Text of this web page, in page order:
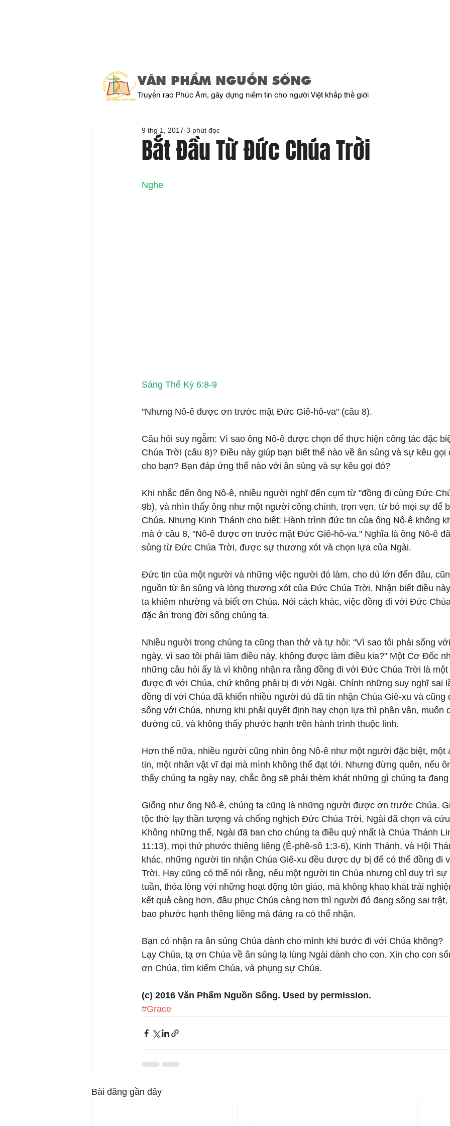
VĂN PHẨM NGUỒN SỐNG
Truyền rao Phúc Âm, gây dựng niềm tin cho người Việt khắp thế giới
Bắt Đầu Từ Đức Chúa Trời
9 thg 1, 2017 3 phút đọc
Nghe
Sáng Thế Ký 6:8-9
"Nhưng Nô-ê được ơn trước mặt Đức Giê-hô-va" (câu 8).
Câu hỏi suy ngẫm: Vì sao ông Nô-ê được chọn để thực hiện công tác đặc
Chúa Trời (câu 8)? Điều này giúp bạn biết thế nào về ân sủng và sự kêu gọi
cho bạn? Bạn đáp ứng thế nào với ân sủng và sự kêu gọi đó?
Khi nhắc đến ông Nô-ê, nhiều người nghĩ đến cụm từ "đồng đi cùng Đức
9b), và nhìn thấy ông như một người công chính, trọn vẹn, từ bỏ mọi sự để
Chúa. Nhưng Kinh Thánh cho biết: Hành trình đức tin của ông Nô-ê không
mà ở câu 8, "Nô-ê được ơn trước mặt Đức Giê-hô-va." Nghĩa là ông Nô-ê
sủng từ Đức Chúa Trời, được sự thương xót và chọn lựa của Ngài.
Đức tin của một người và những việc người đó làm, cho dù lớn đến đâu,
nguồn từ ân sủng và lòng thương xót của Đức Chúa Trời. Nhận biết điều
ta khiêm nhường và biết ơn Chúa. Nói cách khác, việc đồng đi với Đức
đặc ân trong đời sống chúng ta.
Nhiều người trong chúng ta cũng than thở và tự hỏi: "Vì sao tôi phải sống
ngày, vì sao tôi phải làm điều này, không được làm điều kia?" Một Cơ Đốc
những câu hỏi ấy là vì không nhận ra rằng đồng đi với Đức Chúa Trời là một
được đi với Chúa, chứ không phải bị đi với Ngài. Chính những suy nghĩ sai
đồng đi với Chúa đã khiến nhiều người dù đã tin nhận Chúa Giê-xu và cũng
sống với Chúa, nhưng khi phải quyết định hay chọn lựa thì phân vân, muốn
đường cũ, và không thấy phước hạnh trên hành trình thuộc linh.
Hơn thế nữa, nhiều người cũng nhìn ông Nô-ê như một người đặc biệt, một
tin, một nhân vật vĩ đại mà mình không thể đạt tới. Nhưng đừng quên, nếu
thấy chúng ta ngày nay, chắc ông sẽ phải thèm khát những gì chúng ta đang
Giống như ông Nô-ê, chúng ta cũng là những người được ơn trước Chúa.
tộc thờ lạy thần tượng và chống nghịch Đức Chúa Trời, Ngài đã chọn và
Không những thế, Ngài đã ban cho chúng ta điều quý nhất là Chúa Thánh
11:13), mọi thứ phước thiêng liêng (Ê-phê-sô 1:3-6), Kinh Thánh, và Hội
khác, những người tin nhận Chúa Giê-xu đều được dự bị để có thể đồng đi
Trời. Hay cũng có thể nói rằng, nếu một người tin Chúa nhưng chỉ duy trì sự
tuần, thỏa lòng với những hoạt động tôn giáo, mà không khao khát trải
kết quả càng hơn, đầu phục Chúa càng hơn thì người đó đang sống sai trật,
bao phước hạnh thêng liêng mà đáng ra có thể nhận.
Bạn có nhận ra ân sủng Chúa dành cho mình khi bước đi với Chúa không?
Lạy Chúa, tạ ơn Chúa về ân sủng lạ lùng Ngài dành cho con. Xin cho con
ơn Chúa, tìm kiếm Chúa, và phụng sự Chúa.
(c) 2016 Văn Phẩm Nguồn Sống. Used by permission.
#Grace
Bài đăng gần đây